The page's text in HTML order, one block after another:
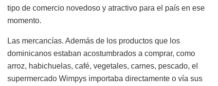
tipo de comercio novedoso y atractivo para el país en ese
momento.
Las mercancías. Además de los productos que los
dominicanos estaban acostumbrados a comprar, como
arroz, habichuelas, café, vegetales, carnes, pescado, el
supermercado Wimpys importaba directamente o vía sus